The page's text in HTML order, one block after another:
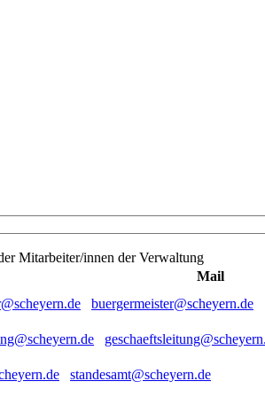
Mitarbeiter/innen der Verwaltung
Mail
buergermeister@scheyern.de
standesamt@scheyern.de